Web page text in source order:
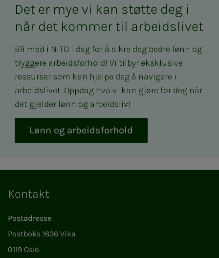
Det er mye vi kan støtte deg i
når det kommer til arbeidslivet
Bli med i NITO i dag for å sikre deg bedre lønn og
tryggere arbeidsforhold! Vi tilbyr eksklusive
ressurser som kan hjelpe deg å navigere i
arbeidslivet. Oppdag hva vi kan gjøre for deg når
det gjelder lønn og arbeidsliv!
Lønn og arbeidsforhold
Kontakt
Postadresse
Postboks 1636 Vika
0119 Oslo